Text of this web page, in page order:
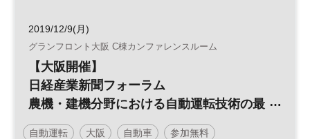
2019/12/9(月)
グランフロント大阪 C棟カンファレンスルーム
【大阪開催】
日経産業新聞フォーラム
農機・建機分野における自動運転技術の最
新動向
自動運転 大阪 自動車 参加無料